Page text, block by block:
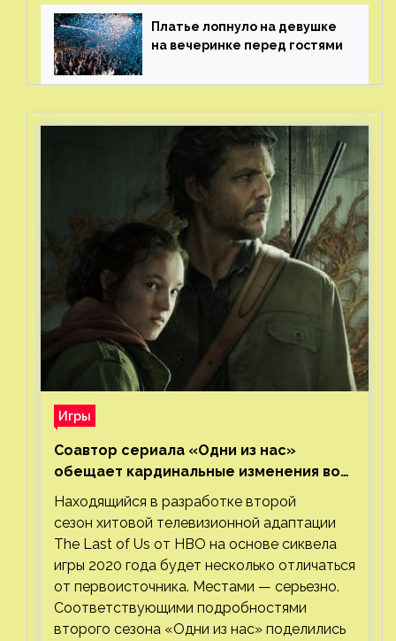
Платье лопнуло на девушке
на вечеринке перед гостями
Игры
Соавтор сериала «Одни из нас»
обещает кардинальные изменения во
втором сезоне
Находящийся в разработке второй
сезон хитовой телевизионной адаптации
The Last of Us от HBO на основе сиквела
игры 2020 года будет несколько отличаться
от первоисточника. Местами — серьезно.
Соответствующими подробностями
второго сезона «Одни из нас» поделились